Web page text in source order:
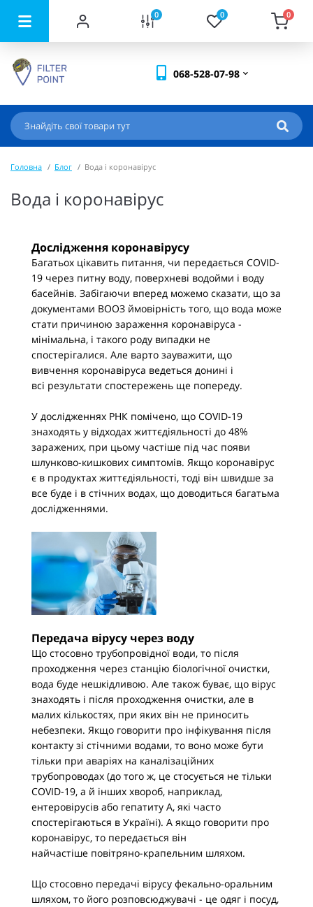
0 0 0
068-528-07-98
Головна Блог Вода і коронавірус
Вода і коронавірус
Дослідження коронавірусу
Багатьох цікавить питання, чи передається COVID-
19 через питну воду, поверхневі водойми і воду
басейнів. Забігаючи вперед можемо сказати, що за
документами ВООЗ ймовірність того, що вода може
стати причиною зараження коронавіруса -
мінімальна, і такого роду випадки не
спостерігалися. Але варто зауважити, що
вивчення коронавіруса ведеться донині і
всі результати спостережень ще попереду.
У дослідженнях РНК помічено, що COVID-19
знаходять у відходах життєдіяльності до 48%
заражених, при цьому частіше під час появи
шлунково-кишкових симптомів. Якщо коронавірус
є в продуктах життєдіяльності, тоді він швидше за
все буде і в стічних водах, що доводиться багатьма
дослідженнями.
Передача вірусу через воду
Що стосовно трубопровідної води, то після
проходження через станцію біологічної очистки,
вода буде нешкідливою. Але також буває, що вірус
знаходять і після проходження очистки, але в
малих кількостях, при яких він не приносить
небезпеки. Якщо говорити про інфікування після
контакту зі стічними водами, то воно може бути
тільки при аваріях на каналізаційних
трубопроводах (до того ж, це стосується не тільки
COVID-19, а й інших хвороб, наприклад,
ентеровірусів або гепатиту А, які часто
спостерігаються в Україні). А якщо говорити про
коронавірус, то передається він
найчастіше повітряно-крапельним шляхом.
Що стосовно передачі вірусу фекально-оральним
шляхом, то його розповсюджувачі - це одяг і посуд,